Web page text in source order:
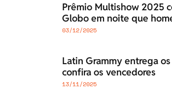
Prêmio Multishow 2025
Globo em noite que
03/12/2025
Latin Grammy entrega
confira os vencedores
13/11/2025